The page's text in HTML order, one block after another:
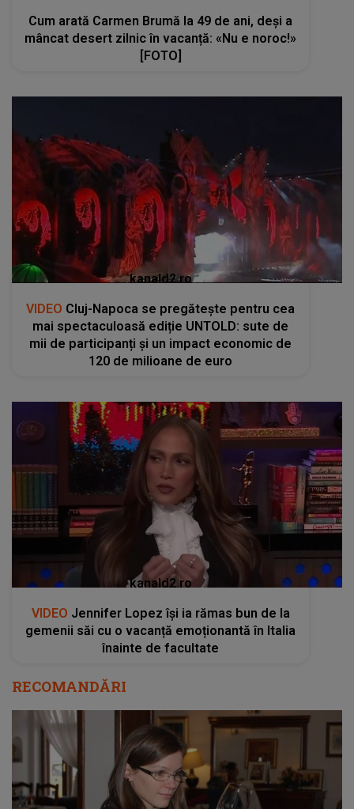
Cum arată Carmen Brumă la 49 de ani, deși a
mâncat desert zilnic în vacanță: «Nu e noroc!»
[FOTO]
kanald2.ro
VIDEO Cluj-Napoca se pregătește pentru cea
mai spectaculoasă ediție UNTOLD: sute de
mii de participanți și un impact economic de
120 de milioane de euro
kanald2.ro
VIDEO Jennifer Lopez își ia rămas bun de la
gemenii săi cu o vacanță emoționantă în Italia
înainte de facultate
RECOMANDĂRI